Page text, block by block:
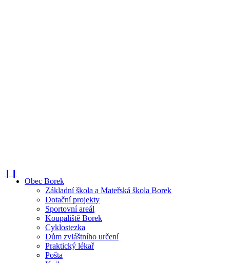
Obec Borek
Základní škola a Mateřská škola Borek
Dotační projekty
Sportovní areál
Koupaliště Borek
Cyklostezka
Dům zvláštního určení
Praktický lékař
Pošta